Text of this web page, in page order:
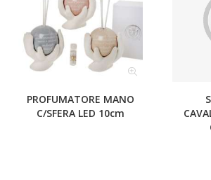
PROFUMATORE MANO
C/SFERA LED 10cm